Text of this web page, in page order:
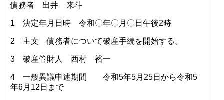
債務者 出井 来斗
1 決定年月日時 令和〇年〇月〇日午後2時
2 主文 債務者について破産手続を開始する。
3 破産管財人 西村 裕一
4 一般異議申述期間 令和5年5月25日から令和5
年6月12日まで